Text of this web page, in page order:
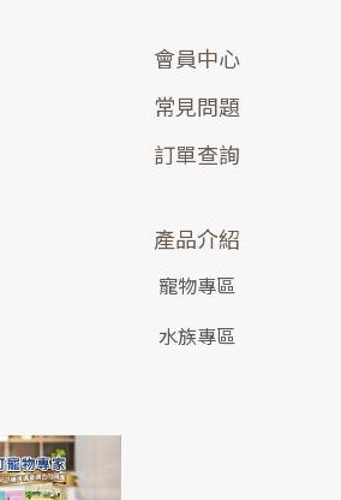
會員中心
常見問題
訂單查詢
產品介紹
寵物專區
水族專區